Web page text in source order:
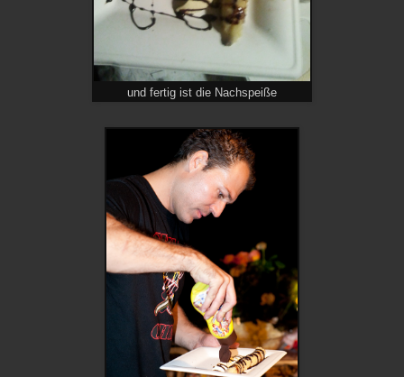
und fertig ist die Nachspeiße